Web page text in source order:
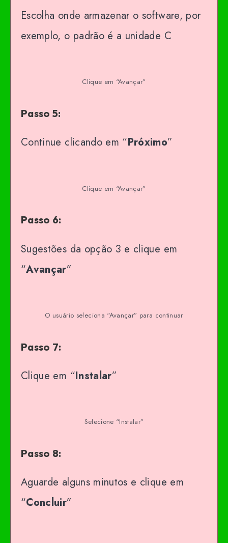
Escolha onde armazenar o software, por
exemplo, o padrão é a unidade C
Clique em “Avançar”
Passo 5:
Continue clicando em “Próximo”
Clique em “Avançar”
Passo 6:
Sugestões da opção 3 e clique em
“Avançar”
O usuário seleciona “Avançar” para continuar
Passo 7:
Clique em “Instalar”
Selecione “Instalar”
Passo 8:
Aguarde alguns minutos e clique em
“Concluir”